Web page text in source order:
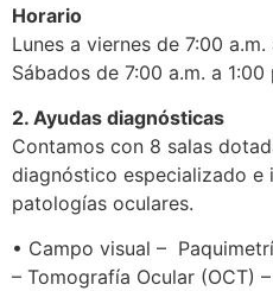
Horario
Lunes a viernes de 7:00
Sábados de 7:00 a.m. a 1:00
2. Ayudas diagnósticas
Contamos con 8 salas
diagnóstico especializado
patologías oculares.
• Campo visual –
– Tomografía Ocular (OCT)